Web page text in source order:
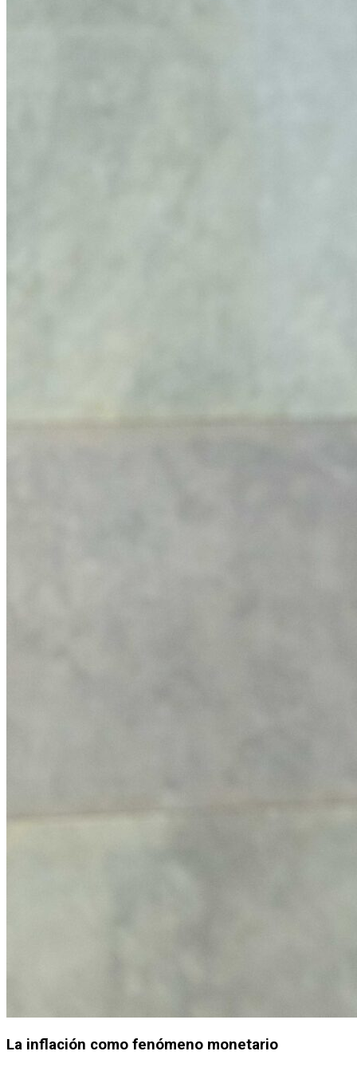
La inflación como fenómeno monetario